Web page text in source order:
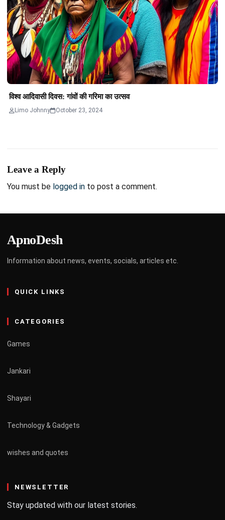
विश्व आदिवासी दिवस: गांवों की गरिमा का उत्सव
Limo Johnny October 23, 2024
Leave a Reply
You must be logged in to post a comment.
ApnoDesh
Information about news, events, socials, articles etc.
QUICK LINKS
CATEGORIES
Games
Jankari
Shayari
Technology & Gadgets
wishes and quotes
NEWSLETTER
Stay updated with our latest stories.